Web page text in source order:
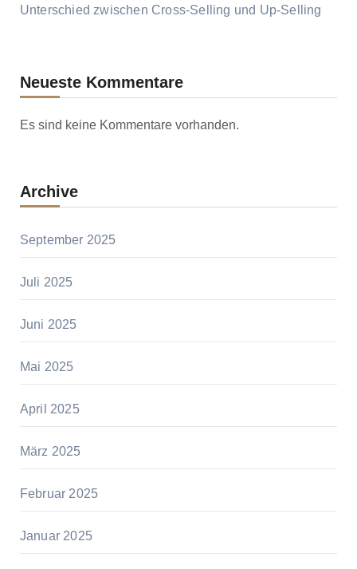
Unterschied zwischen Cross-Selling und Up-Selling
Neueste Kommentare
Es sind keine Kommentare vorhanden.
Archive
September 2025
Juli 2025
Juni 2025
Mai 2025
April 2025
März 2025
Februar 2025
Januar 2025